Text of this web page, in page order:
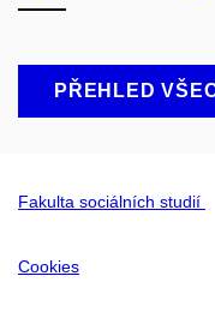
PŘEHLED
Fakulta sociálních studií
Cookies